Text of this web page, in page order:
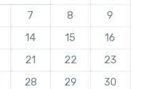
7 8
9
14 15
16
21 22
23
28 29
30